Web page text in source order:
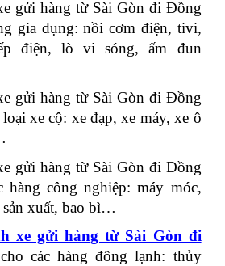
gửi hàng từ Sài Gòn đi Đồng
gia dụng: nồi cơm điện, tivi,
điện, lò vi sóng, ấm đun
gửi hàng từ Sài Gòn đi Đồng
xe cộ: xe đạp, xe máy, xe ô
gửi hàng từ Sài Gòn đi Đồng
hàng công nghiệp: máy móc,
xuất, bao bì…
xe gửi hàng từ Sài Gòn đi
cho các hàng đông lạnh: thủy